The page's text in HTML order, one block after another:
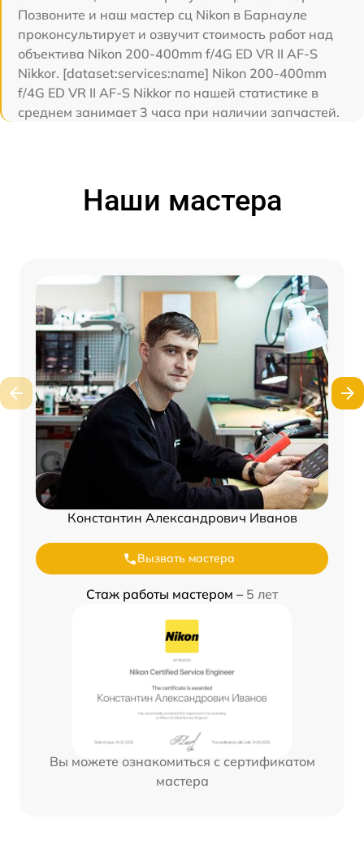
Позвоните и наш мастер сц Nikon в Барнауле
проконсультирует и озвучит стоимость работ над
объектива Nikon 200-400mm f/4G ED VR II AF-S
Nikkor. [dataset:services:name] Nikon 200-400mm
f/4G ED VR II AF-S Nikkor по нашей статистике в
среднем занимает 3 часа при наличии запчастей.
Наши мастера
Константин Александрович Иванов
Вызвать мастера
Стаж работы мастером – 5 лет
Вы можете ознакомиться с сертификатом
мастера